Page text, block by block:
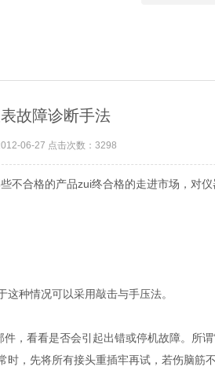
故障诊断手法
06-27 点击次数：3298
不合格的产品zui终合格的走进市场，对
种情况可以采用敲击与手压法。
，看看是否会引起出错或停机故障。所
，先将所有接头重插牢再试，若伤脑筋